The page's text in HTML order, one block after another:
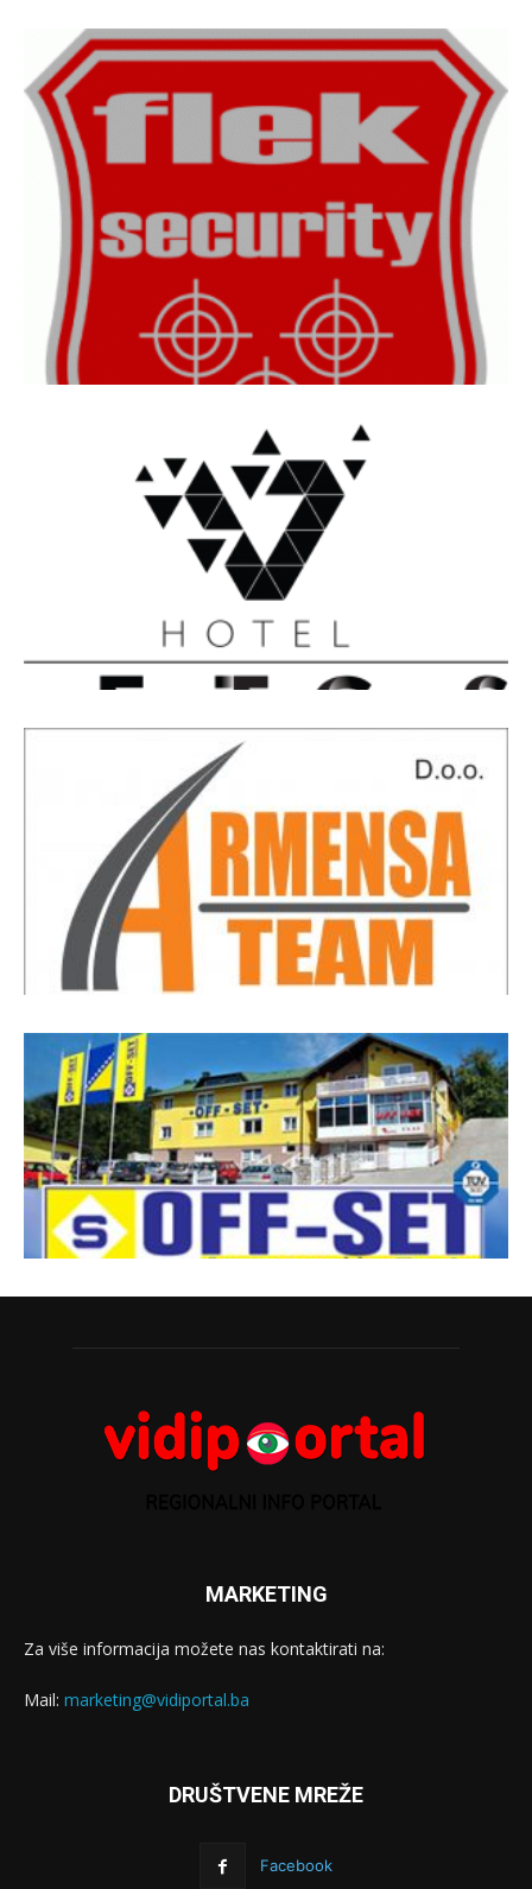
MARKETING
Za više informacija možete nas kontaktirati na:
Mail: marketing@vidiportal.ba
DRUŠTVENE MREŽE
Facebook